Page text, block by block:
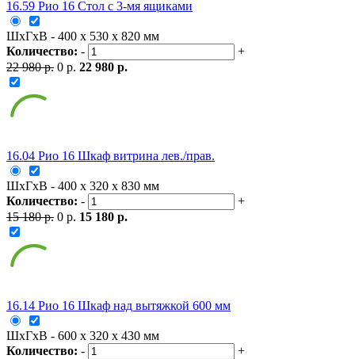
16.59 Рио 16 Стол с 3-мя ящиками
ШxГxВ - 400 x 530 x 820 мм
Количество: -
+
22 980 р. 0 р. 22 980 р.
16.04 Рио 16 Шкаф витрина лев./прав.
ШxГxВ - 400 x 320 x 830 мм
Количество: -
+
15 180 р. 0 р. 15 180 р.
16.14 Рио 16 Шкаф над вытяжкой 600 мм
ШxГxВ - 600 x 320 x 430 мм
Количество: -
+